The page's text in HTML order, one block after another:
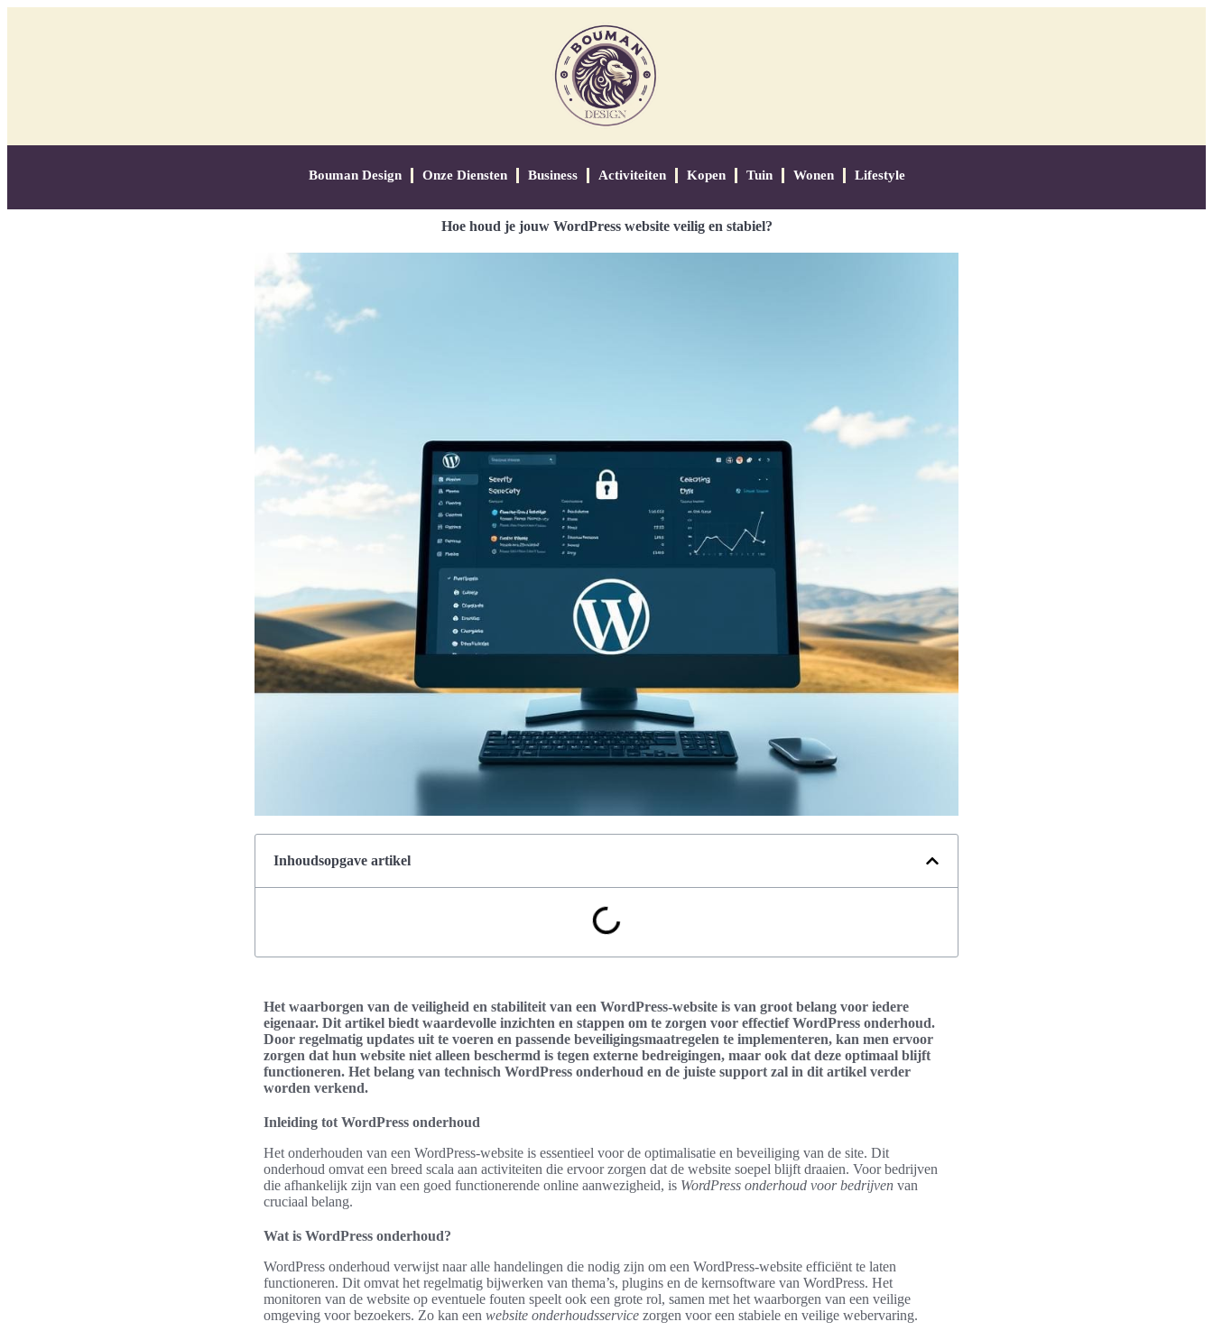
Bouman Design Onze Diensten Business Activiteiten Kopen Tuin Wonen Lifestyle
Hoe houd je jouw WordPress website veilig en stabiel?
Inhoudsopgave artikel
Het waarborgen van de veiligheid en stabiliteit van een WordPress-website is van groot belang voor iedere
eigenaar. Dit artikel biedt waardevolle inzichten en stappen om te zorgen voor effectief WordPress onderhoud.
Door regelmatig updates uit te voeren en passende beveiligingsmaatregelen te implementeren, kan men ervoor
zorgen dat hun website niet alleen beschermd is tegen externe bedreigingen, maar ook dat deze optimaal blijft
functioneren. Het belang van technisch WordPress onderhoud en de juiste support zal in dit artikel verder
worden verkend.
Inleiding tot WordPress onderhoud
Het onderhouden van een WordPress-website is essentieel voor de optimalisatie en beveiliging van de site. Dit
onderhoud omvat een breed scala aan activiteiten die ervoor zorgen dat de website soepel blijft draaien. Voor bedrijven
die afhankelijk zijn van een goed functionerende online aanwezigheid, is WordPress onderhoud voor bedrijven van
cruciaal belang.
Wat is WordPress onderhoud?
WordPress onderhoud verwijst naar alle handelingen die nodig zijn om een WordPress-website efficiënt te laten
functioneren. Dit omvat het regelmatig bijwerken van thema’s, plugins en de kernsoftware van WordPress. Het
monitoren van de website op eventuele fouten speelt ook een grote rol, samen met het waarborgen van een veilige
omgeving voor bezoekers. Zo kan een website onderhoudsservice zorgen voor een stabiele en veilige webervaring.